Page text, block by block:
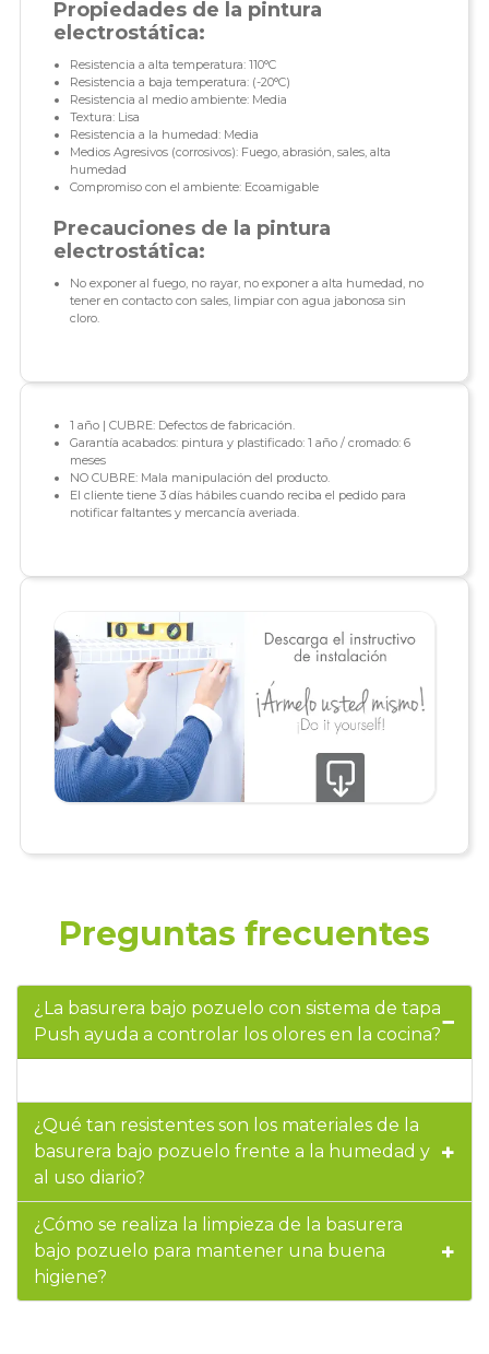
Propiedades de la pintura
electrostática:
Resistencia a alta temperatura: 110°C
Resistencia a baja temperatura: (-20°C)
Resistencia al medio ambiente: Media
Textura: Lisa
Resistencia a la humedad: Media
Medios Agresivos (corrosivos): Fuego, abrasión, sales, alta
humedad
Compromiso con el ambiente: Ecoamigable
Precauciones de la pintura
electrostática:
No exponer al fuego, no rayar, no exponer a alta humedad, no
tener en contacto con sales, limpiar con agua jabonosa sin
cloro.
1 año | CUBRE: Defectos de fabricación.
Garantía acabados: pintura y plastificado: 1 año / cromado: 6
meses
NO CUBRE: Mala manipulación del producto.
El cliente tiene 3 días hábiles cuando reciba el pedido para
notificar faltantes y mercancía averiada.
Preguntas frecuentes
¿La basurera bajo pozuelo con sistema de tapa
Push ayuda a controlar los olores en la cocina?
¿Qué tan resistentes son los materiales de la
basurera bajo pozuelo frente a la humedad y
al uso diario?
¿Cómo se realiza la limpieza de la basurera
bajo pozuelo para mantener una buena
higiene?